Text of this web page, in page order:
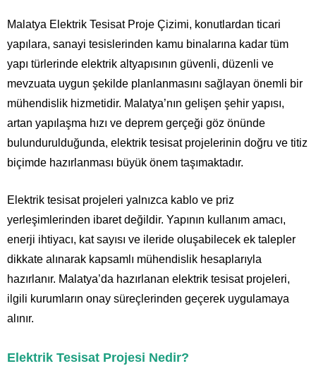
Malatya Elektrik Tesisat Proje Çizimi, konutlardan ticari
yapılara, sanayi tesislerinden kamu binalarına kadar tüm
yapı türlerinde elektrik altyapısının güvenli, düzenli ve
mevzuata uygun şekilde planlanmasını sağlayan önemli bir
mühendislik hizmetidir. Malatya’nın gelişen şehir yapısı,
artan yapılaşma hızı ve deprem gerçeği göz önünde
bulundurulduğunda, elektrik tesisat projelerinin doğru ve titiz
biçimde hazırlanması büyük önem taşımaktadır.
Elektrik tesisat projeleri yalnızca kablo ve priz
yerleşimlerinden ibaret değildir. Yapının kullanım amacı,
enerji ihtiyacı, kat sayısı ve ileride oluşabilecek ek talepler
dikkate alınarak kapsamlı mühendislik hesaplarıyla
hazırlanır. Malatya’da hazırlanan elektrik tesisat projeleri,
ilgili kurumların onay süreçlerinden geçerek uygulamaya
alınır.
Elektrik Tesisat Projesi Nedir?